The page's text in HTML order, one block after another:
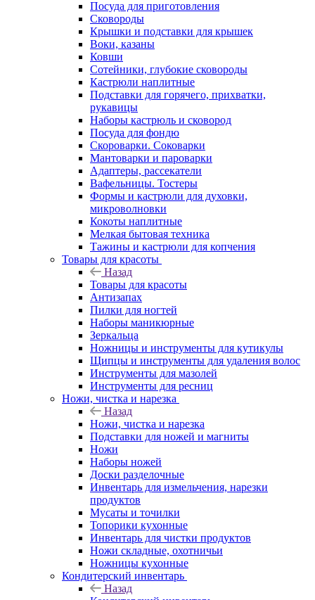
Посуда для приготовления
Сковороды
Крышки и подставки для крышек
Воки, казаны
Ковши
Сотейники, глубокие сковороды
Кастрюли наплитные
Подставки для горячего, прихватки,
рукавицы
Наборы кастрюль и сковород
Посуда для фондю
Скороварки. Соковарки
Мантоварки и пароварки
Адаптеры, рассекатели
Вафельницы. Тостеры
Формы и кастрюли для духовки,
микроволновки
Кокоты наплитные
Мелкая бытовая техника
Тажины и кастрюли для копчения
Товары для красоты
Назад
Товары для красоты
Антизапах
Пилки для ногтей
Наборы маникюрные
Зеркальца
Ножницы и инструменты для кутикулы
Щипцы и инструменты для удаления волос
Инструменты для мазолей
Инструменты для ресниц
Ножи, чистка и нарезка
Назад
Ножи, чистка и нарезка
Подставки для ножей и магниты
Ножи
Наборы ножей
Доски разделочные
Инвентарь для измельчения, нарезки
продуктов
Мусаты и точилки
Топорики кухонные
Инвентарь для чистки продуктов
Ножи складные, охотничьи
Ножницы кухонные
Кондитерский инвентарь
Назад